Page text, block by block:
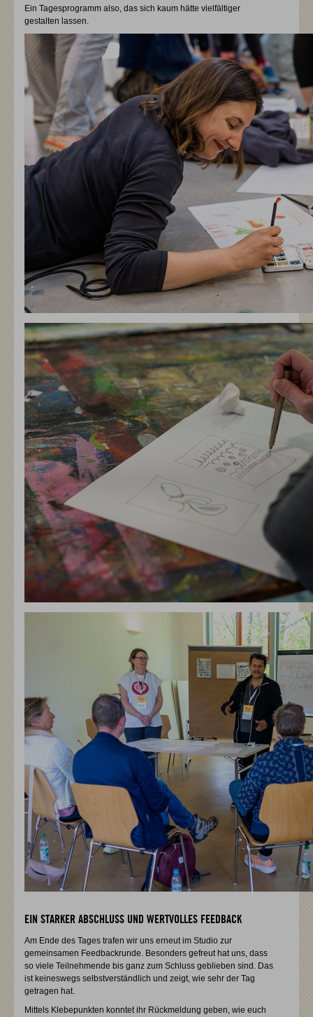
Ein Tagesprogramm also, das sich kaum hätte vielfältiger
gestalten lassen.
EIN STARKER ABSCHLUSS UND WERTVOLLES FEEDBACK
Am Ende des Tages trafen wir uns erneut im Studio zur
gemeinsamen Feedbackrunde. Besonders gefreut hat uns, dass
so viele Teilnehmende bis ganz zum Schluss geblieben sind. Das
ist keineswegs selbstverständlich und zeigt, wie sehr der Tag
getragen hat.
Mittels Klebepunkten konntet ihr Rückmeldung geben, wie euch